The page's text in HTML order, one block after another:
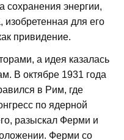
сохранения энергии,
изобретенная для его
привидение.
а идея казалась
В октябре 1931 года
в Рим, где
по ядерной
разыскал Ферми и
Ферми со